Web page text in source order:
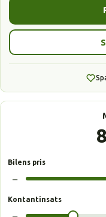
Bilens pris
−
Kontantinsats